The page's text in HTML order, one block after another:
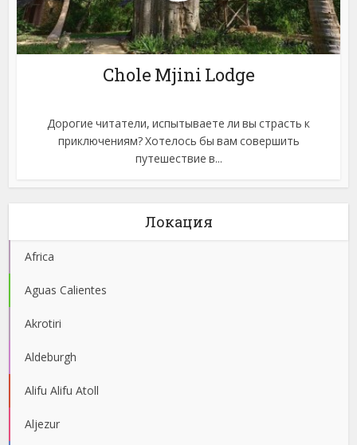
Chole Mjini Lodge
Дорогие читатели, испытываете ли вы страсть к
приключениям? Хотелось бы вам совершить
путешествие в...
Локация
Africa
Aguas Calientes
Akrotiri
Aldeburgh
Alifu Alifu Atoll
Aljezur